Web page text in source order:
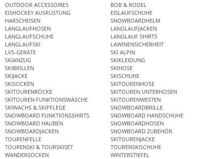
OUTDOOR ACCESSOIRES
BOB & RODEL
EISHOCKEY AUSRÜSTUNG
EISLAUFSCHUHE
HARSCHEISEN
SNOWBOARDHELM
LANGLAUFHOSEN
LANGLAUFJACKEN
LANGLAUFSCHUHE
LANGLAUF SHIRTS
LANGLAUFSKI
LAWINENSICHERHEIT
LVS-GERÄTE
SKI ALPIN
SKIANZUG
SKIKLEIDUNG
SKIBRILLEN
SKIHOSE
SKIJACKE
SKISCHUHE
SKISOCKEN
SKITOURENHOSE
SKITOURENRÖCKE
SKITOUREN UNTERHOSEN
SKITOUREN FUNKTIONSWÄSCHE
SKITOURENWESTEN
SKIWACHS & SKIPFLEGE
SNOWBOARDBRILLE
SNOWBOARD FUNKTIONSSHIRTS
SNOWBOARD HANDSCHUHE
SNOWBOARD HAUBEN
SNOWBOARDHOSEN
SNOWBOARDJACKEN
SNOWBOARD ZUBEHÖR
TOURENFELLE
SKITOURENJACKE
TOURENSKI & TOURSKISET
TOURENSKISCHUHE
WANDERSOCKEN
WINTERSTIEFEL